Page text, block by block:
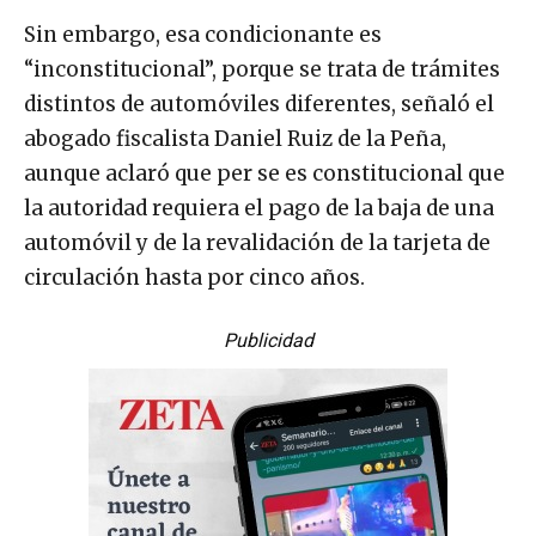
Sin embargo, esa condicionante es
“inconstitucional”, porque se trata de trámites
distintos de automóviles diferentes, señaló el
abogado fiscalista Daniel Ruiz de la Peña,
aunque aclaró que per se es constitucional que
la autoridad requiera el pago de la baja de una
automóvil y de la revalidación de la tarjeta de
circulación hasta por cinco años.
Publicidad